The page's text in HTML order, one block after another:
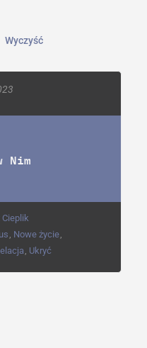
Wyczyść
Nim
Nowe życie
Ukryć